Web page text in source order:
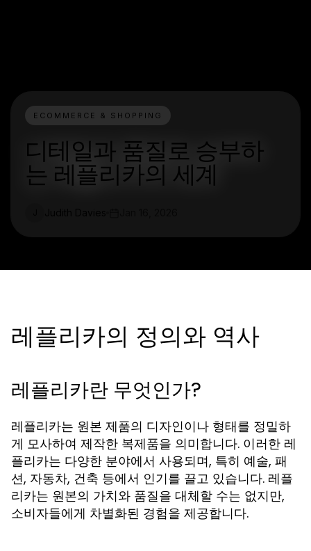
ECOMMERCE & SHOPPING
디테일과 품질로 승부하
는 레플리카의 세계
레플리카의 정의와 역사
레플리카란 무엇인가?
레플리카는 원본 제품의 디자인이나 형태를 정밀하
게 모사하여 제작한 복제품을 의미합니다. 이러한 레
플리카는 다양한 분야에서 사용되며, 특히 예술, 패
션, 자동차, 건축 등에서 인기를 끌고 있습니다. 레플
리카는 원본의 가치와 품질을 대체할 수는 없지만,
소비자들에게 차별화된 경험을 제공합니다.